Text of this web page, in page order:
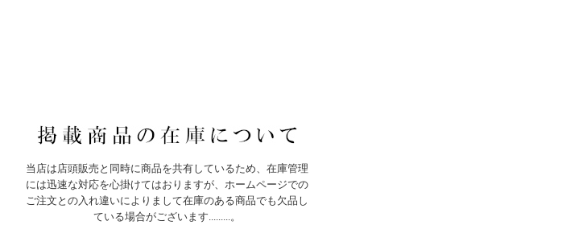
当店は店頭販売と同時に商品を共有しているため、在庫管理
には迅速な対応を心掛けてはおりますが、ホームページでの
ご注文との入れ違いによりまして在庫のある商品でも欠品し
ている場合がございます.........。